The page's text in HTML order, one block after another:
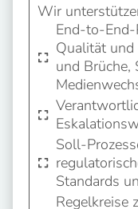
Wir
End-to-End-
Qualität und
und Brüche,
Soll-
Standards
Regelkreise